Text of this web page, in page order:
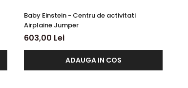
Baby Einstein - Centru de activitati
Airplaine Jumper
603,00 Lei
ADAUGA IN COS